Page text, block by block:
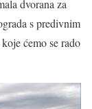
dvorana za
s predivnim
ćemo se rado